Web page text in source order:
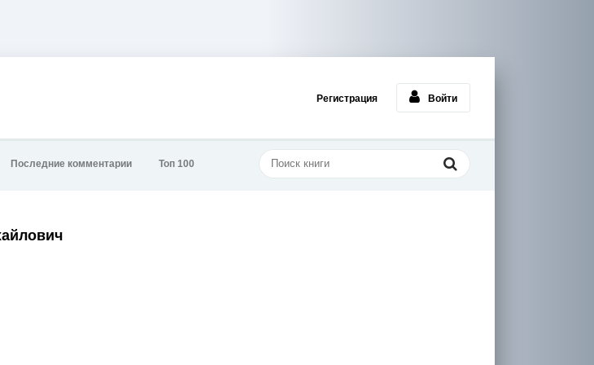
Регистрация Войти
Последние комментарии Топ 100